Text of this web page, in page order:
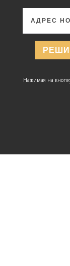
Нажимая на